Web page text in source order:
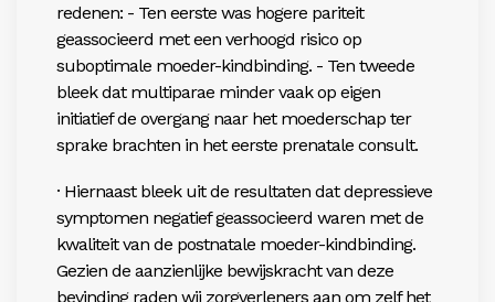
redenen: - Ten eerste was hogere pariteit
geassocieerd met een verhoogd risico op
suboptimale moeder-kindbinding. - Ten tweede
bleek dat multiparae minder vaak op eigen
initiatief de overgang naar het moederschap ter
sprake brachten in het eerste prenatale consult.
· Hiernaast bleek uit de resultaten dat depressieve
symptomen negatief geassocieerd waren met de
kwaliteit van de postnatale moeder-kindbinding.
Gezien de aanzienlijke bewijskracht van deze
bevinding raden wij zorgverleners aan om zelf het